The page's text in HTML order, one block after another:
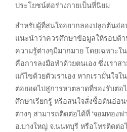
ประโยชน์ต่อร่างกายเป็นที่นิยม
สำหรับผู้ที่สนใจอยากลองปลูกต้นอ่
แนะนำว่าควรศึกษาข้อมูลให้รอบด้
ความรู้ต่างๆมีมากมาย โดยเฉพาะ
คือการลงมือทำด้วยตนเอง ซึ่งเรา
แก้ไขด้วยตัวเราเอง หากเรามั่นใจ
ต่อยอดไปสู่การหาตลาดที่รองรับต่อ
ศึกษาเรียกรู้ หรือสนใจสั่งซื้อต้นอ่อ
ต่างๆ สามารถติดต่อได้ที่ ‘จอมทอง
อ.บางใหญ่ จ.นนทบุรี หรือโทรติดต่อ